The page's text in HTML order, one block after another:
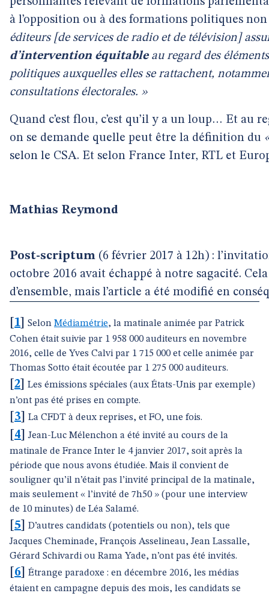
à l’opposition ou à des formations politiques
éditeurs [de services de radio et de télévision]
d’intervention équitableau regard des
politiques auxquelles elles se rattachent,
consultations électorales. »
Quand c’est flou, c’est qu’il y a un loup… Et au
on se demande quelle peut être la définition du
selon le CSA. Et selon France Inter, RTL et
Mathias Reymond
Post-scriptum (6 février 2017 à 12h) :
octobre 2016 avait échappé à notre sagacité.
d’ensemble, mais l’article a été modifié en
1 Selon Médiamétrie, la matinale animée par Patrick
Cohen était suivie par 1 958 000 auditeurs en novembre
2016, celle de Yves Calvi par 1 715 000 et celle animée par
Thomas Sotto était écoutée par 1 275 000 auditeurs.
2
Les émissions spéciales (aux États-Unis par exemple)
n’ont pas été prises en compte.
3 La CFDT à deux reprises, et FO, une fois.
4 ]Jean-Luc Mélenchon a été invité au cours de la
matinale de France Inter le 4 janvier 2017, soit après la
période que nous avons étudiée. Mais il convient de
souligner qu’il n’était pas l’invité principal de la matinale,
mais seulement « l’invité de 7h50 » (pour une interview
de 10 minutes) de Léa Salamé.
5
D’autres candidats (potentiels ou non), tels que
Jacques Cheminade, François Asselineau, Jean Lassalle,
Gérard Schivardi ou Rama Yade, n’ont pas été invités.
6
Étrange paradoxe : en décembre 2016, les médias
étaient en campagne depuis des mois, les candidats se